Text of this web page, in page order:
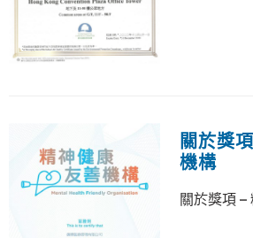
關於獎
機構
關於獎項 –